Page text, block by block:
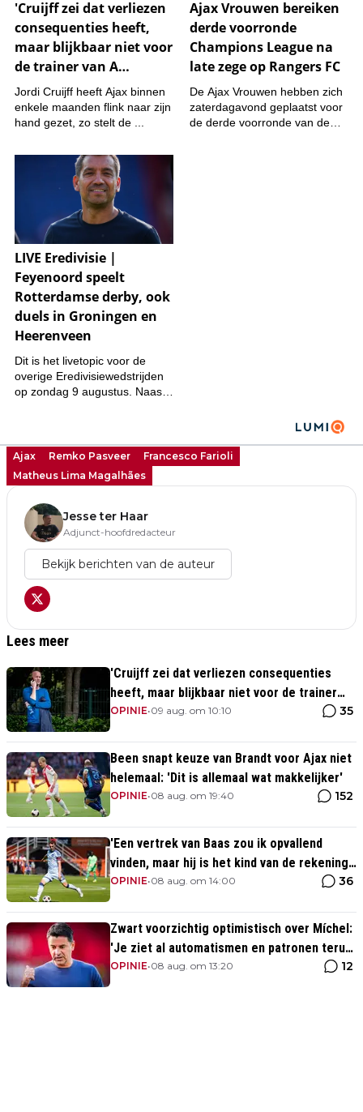
Ajax Remko Pasveer
Francesco Farioli
Matheus Lima Magalhães
Jesse ter Haar
Adjunct-hoofdredacteur
Bekijk berichten van de auteur
Lees meer
'Cruijff zei dat verliezen consequenties
heeft, maar blijkbaar niet voor de trainer
van Ajax 1'
OPINIE•09 aug. om 10:10 35
Been snapt keuze van Brandt voor Ajax niet
helemaal: 'Dit is allemaal wat makkelijker'
OPINIE•08 aug. om 19:40 152
'Een vertrek van Baas zou ik opvallend
vinden, maar hij is het kind van de rekening
van de komst van Blind'
OPINIE•08 aug. om 14:00 36
Zwart voorzichtig optimistisch over Míchel:
'Je ziet al automatismen en patronen terug,
maar...'
OPINIE•08 aug. om 13:20 12